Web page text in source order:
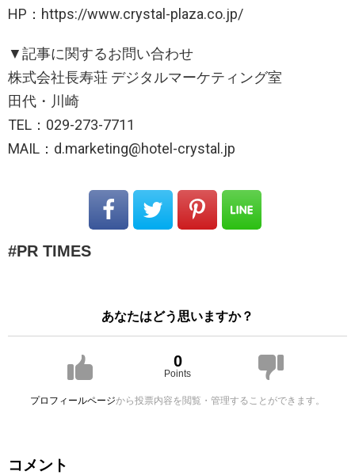
HP：https://www.crystal-plaza.co.jp/
▼記事に関するお問い合わせ
株式会社長寿荘 デジタルマーケティング室
田代・川崎
TEL：029-273-7711
MAIL：d.marketing@hotel-crystal.jp
PR TIMES
あなたはどう思いますか？
0
Points
プロフィールページから投票内容を閲覧・管理することができます。
コメント